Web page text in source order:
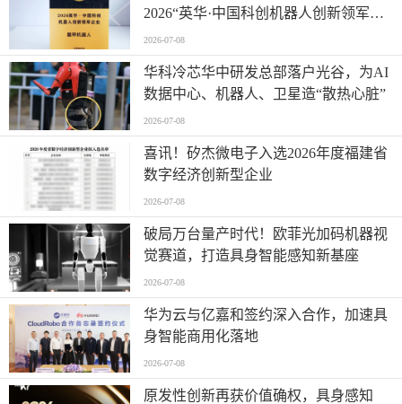
2026“英华·中国科创机器人创新领军企
业”全产业链智能出海标杆
2026-07-08
华科冷芯华中研发总部落户光谷，为AI
数据中心、机器人、卫星造“散热心脏”
2026-07-08
喜讯！矽杰微电子入选2026年度福建省
数字经济创新型企业
2026-07-08
破局万台量产时代！欧菲光加码机器视
觉赛道，打造具身智能感知新基座
2026-07-08
华为云与亿嘉和签约深入合作，加速具
身智能商用化落地
2026-07-08
原发性创新再获价值确权，具身感知